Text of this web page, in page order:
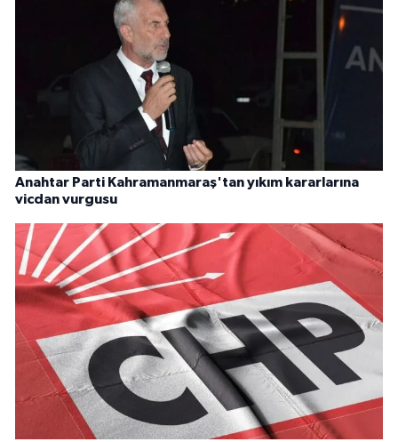
Anahtar Parti Kahramanmaraş'tan yıkım kararlarına
vicdan vurgusu